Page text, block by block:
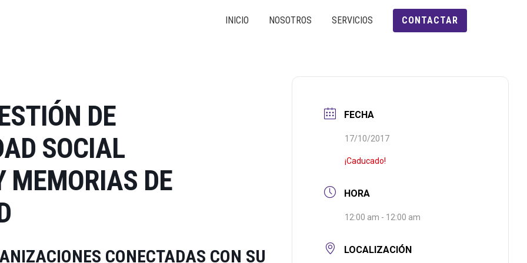
INICIO NOSOTROS SERVICIOS CONTACTAR
DE
SOCIAL
MEMORIAS DE
CONECTADAS CON SU
FECHA
17/10/2017
¡Caducado!
HORA
12:00 am - 12:00 am
LOCALIZACIÓN